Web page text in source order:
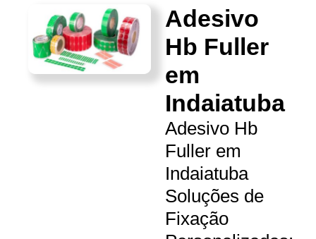
Adesivo
Hb Fuller
em
Indaiatuba
Adesivo Hb
Fuller em
Indaiatuba
Soluções de
Fixação